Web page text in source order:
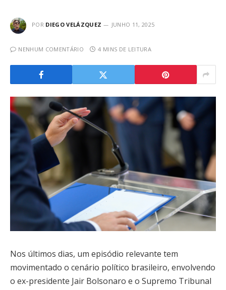
POR DIEGO VELÁZQUEZ JUNHO 11, 2025
NENHUM COMENTÁRIO 4 MINS DE LEITURA
Nos últimos dias, um episódio relevante tem
movimentado o cenário político brasileiro, envolvendo
o ex-presidente Jair Bolsonaro e o Supremo Tribunal